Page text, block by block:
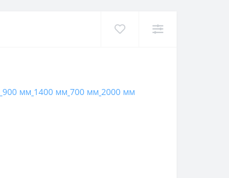
900 мм 1400 мм 700 мм 2000 мм